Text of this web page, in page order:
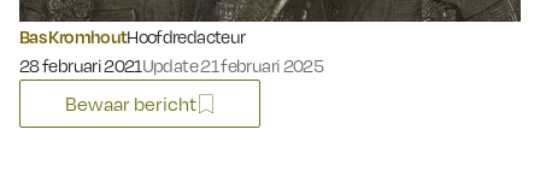
Bas KromhoutHoofdredacteur
Gepubliceerd op:
28 februari 2021Update 21 februari 2025
Bewaar bericht